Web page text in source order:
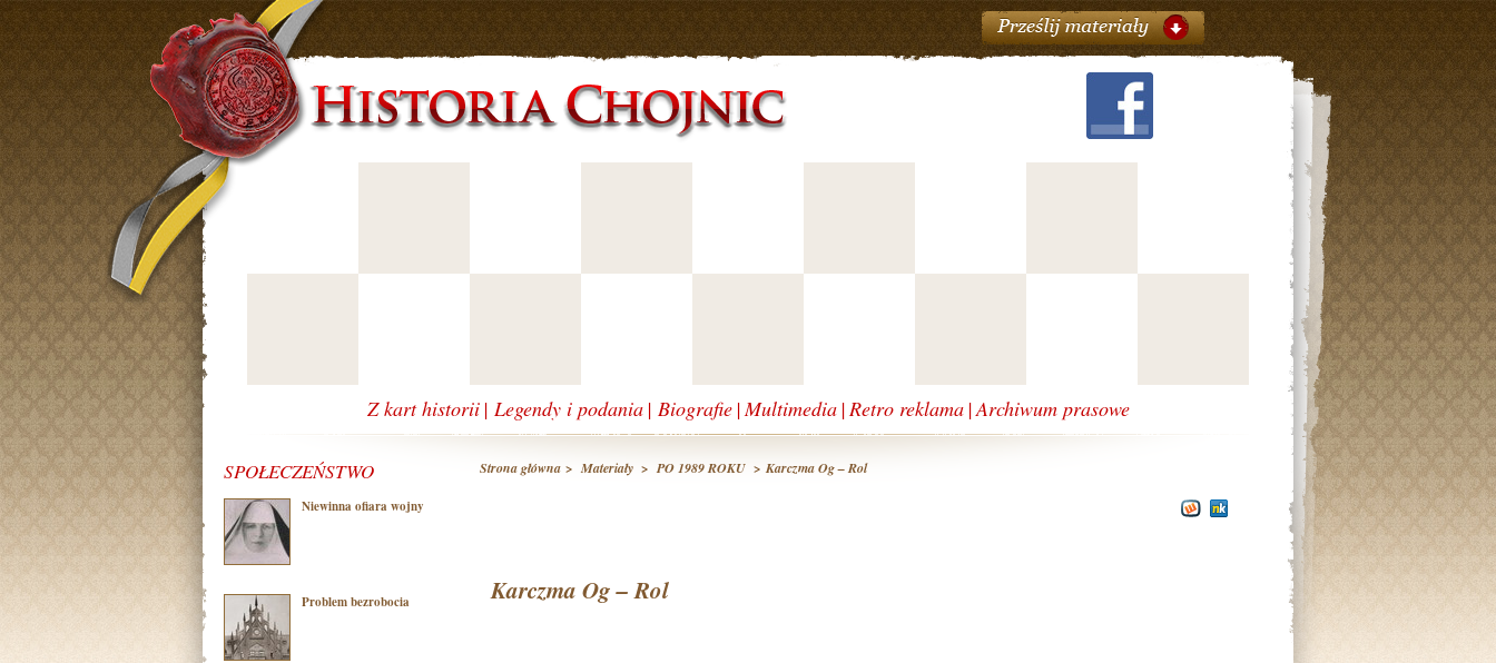
Z kart historii | Legendy i podania | Biografie |Multimedia |Retro reklama |Archiwum prasowe
SPOŁECZEŃSTWO
Niewinna ofiara wojny
Problem bezrobocia
Strona główna >Materiały >PO 1989 ROKU > Karczma Og – Rol
Karczma Og – Rol